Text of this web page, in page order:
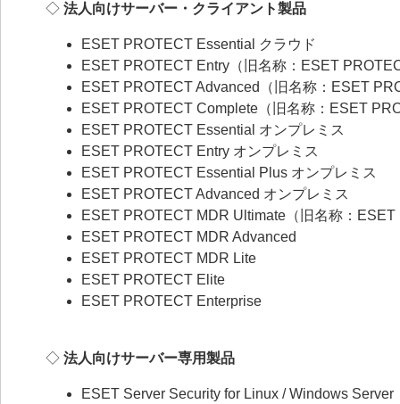
◇ 法人向けサーバー・クライアント製品
ESET PROTECT Essential クラウド
ESET PROTECT Entry（旧名称：ESET
ESET PROTECT Advanced（旧名称：ESET
ESET PROTECT Complete（旧名称：ESET
ESET PROTECT Essential オンプレミス
ESET PROTECT Entry オンプレミス
ESET PROTECT Essential Plus オンプレミス
ESET PROTECT Advanced オンプレミス
ESET PROTECT MDR Ultimate（旧名称：
ESET PROTECT MDR Advanced
ESET PROTECT MDR Lite
ESET PROTECT Elite
ESET PROTECT Enterprise
◇ 法人向けサーバー専用製品
ESET Server Security for Linux / Windows